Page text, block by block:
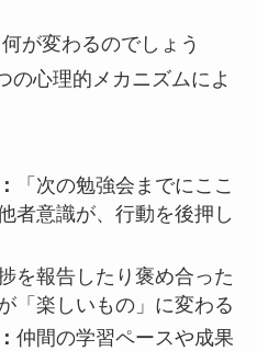
が変わるのでしょう
の心理的メカニズムによ
「次の勉強会までにここ
者意識が、行動を後押し
を報告したり褒め合った
「楽しいもの」に変わる
仲間の学習ペースや成果